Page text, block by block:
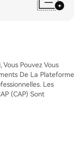
Pouvez Vous
De La Plateforme
Les
(CAP) Sont